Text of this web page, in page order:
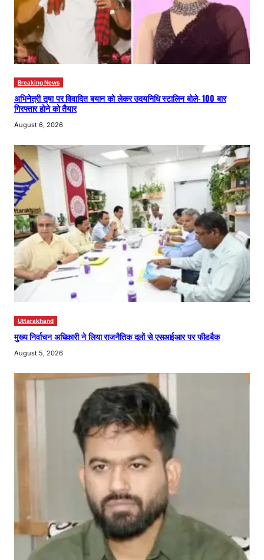
Breaking News
अभिनेत्री तृषा पर विवादित बयान को लेकर उदयनिधि स्टालिन बोले- 100 बार
गिरफ्तार होने को तैयार
August 6, 2026
Uttarakhand
मुख्य निर्वाचन अधिकारी ने लिया राजनैतिक दलों से एसआईआर पर फीडबैक
August 5, 2026